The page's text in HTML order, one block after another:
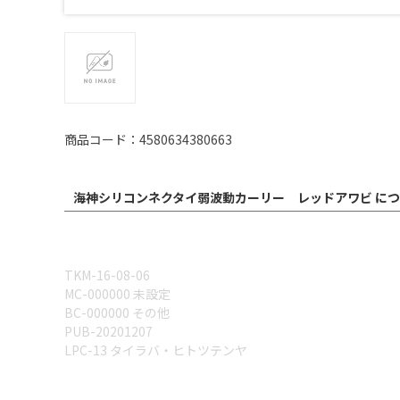
商品コード：4580634380663
海神シリコンネクタイ弱波動カーリー レッドアワビ に
TKM-16-08-06
MC-000000 未設定
BC-000000 その他
PUB-20201207
LPC-13 タイラバ・ヒトツテンヤ